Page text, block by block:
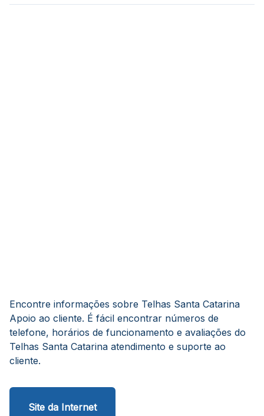
Encontre informações sobre Telhas Santa Catarina
Apoio ao cliente. É fácil encontrar números de
telefone, horários de funcionamento e avaliações do
Telhas Santa Catarina atendimento e suporte ao
cliente.
Site da Internet